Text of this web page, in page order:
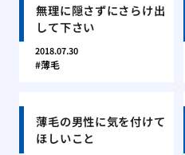
無理に隠さずにさらけ出
して下さい
2018.07.30
薄毛
薄毛の男性に気を付けて
ほしいこと